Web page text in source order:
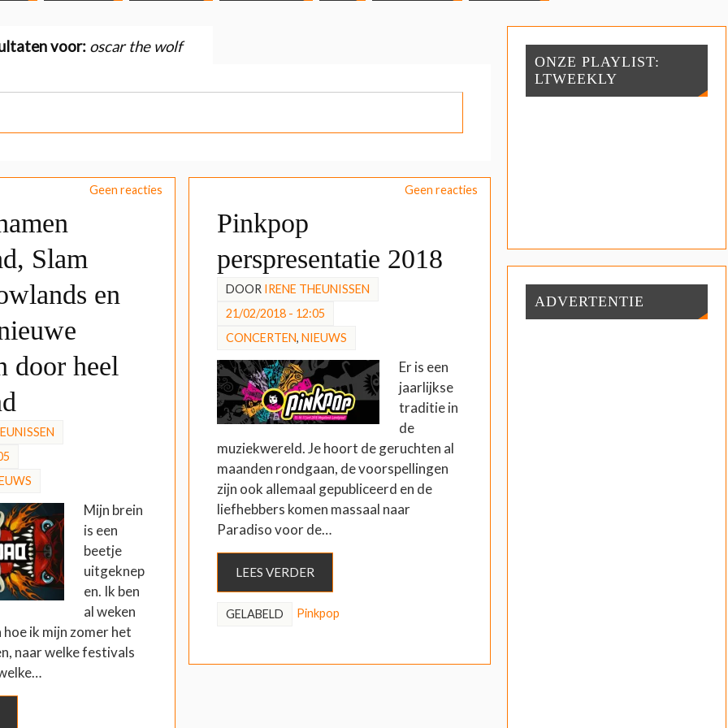
voor: oscar the wolf
Geen reacties
Slam
en
door heel
Mijn brein
is een
beetje
uitgeknep
en. Ik ben
al weken
hoe ik mijn zomer het
naar welke festivals
Geen reacties
Pinkpop
perspresentatie 2018
DOOR IRENE THEUNISSEN
21/02/2018 - 12:05
CONCERTEN, NIEUWS
Er is een
jaarlijkse
traditie in
de
muziekwereld. Je hoort de geruchten al
maanden rondgaan, de voorspellingen
zijn ook allemaal gepubliceerd en de
liefhebbers komen massaal naar
Paradiso voor de…
LEES VERDER
GELABELD Pinkpop
ONZE PLAYLIST:
LTWEEKLY
ADVERTENTIE